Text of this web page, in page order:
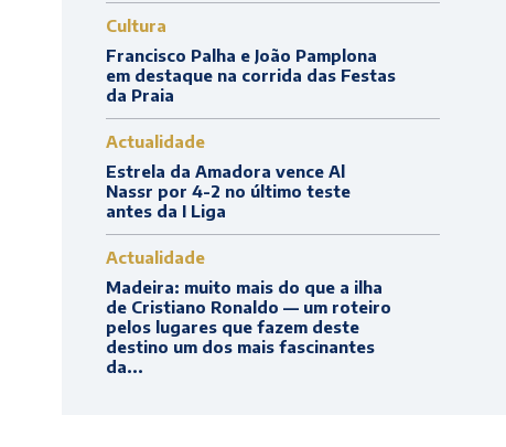
Cultura
Francisco Palha e João Pamplona
em destaque na corrida das Festas
da Praia
Actualidade
Estrela da Amadora vence Al
Nassr por 4-2 no último teste
antes da I Liga
Actualidade
Madeira: muito mais do que a ilha
de Cristiano Ronaldo — um roteiro
pelos lugares que fazem deste
destino um dos mais fascinantes
da...